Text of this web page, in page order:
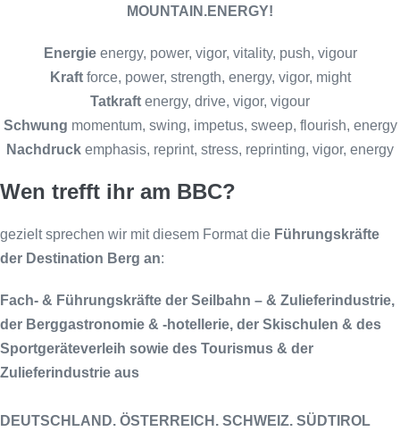
MOUNTAIN.ENERGY!
Energieenergy, power, vigor, vitality, push, vigour
Kraftforce, power, strength, energy, vigor, might
Tatkraft energy, drive, vigor, vigour
Schwung momentum, swing, impetus, sweep, flourish, energy
Nachdruck emphasis, reprint, stress, reprinting, vigor, energy
Wen trefft ihr am BBC?
gezielt sprechen wir mit diesem Format die Führungskräfte
der Destination Berg an:
Fach- & Führungskräfte der Seilbahn – & Zulieferindustrie,
der Berggastronomie & -hotellerie, der Skischulen & des
Sportgeräteverleih sowie des Tourismus & der
Zulieferindustrie aus
DEUTSCHLAND. ÖSTERREICH. SCHWEIZ. SÜDTIROL